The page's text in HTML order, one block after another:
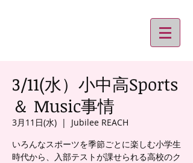
3/11(水）小中高Sports
＆ Music事情
3月11日(水)
  |
Jubilee REACH
いろんなスポーツを季節ごとに楽しむ小学生
時代から、入部テストが課せられる高校のク